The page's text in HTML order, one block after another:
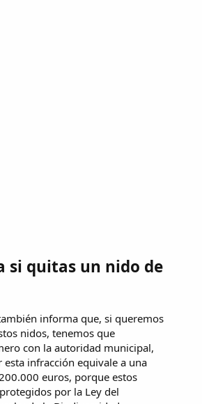
si quitas un nido de
informa que, si queremos
nidos, tenemos que
con la autoridad municipal,
esta infracción equivale a una
euros, porque estos
por la Ley del